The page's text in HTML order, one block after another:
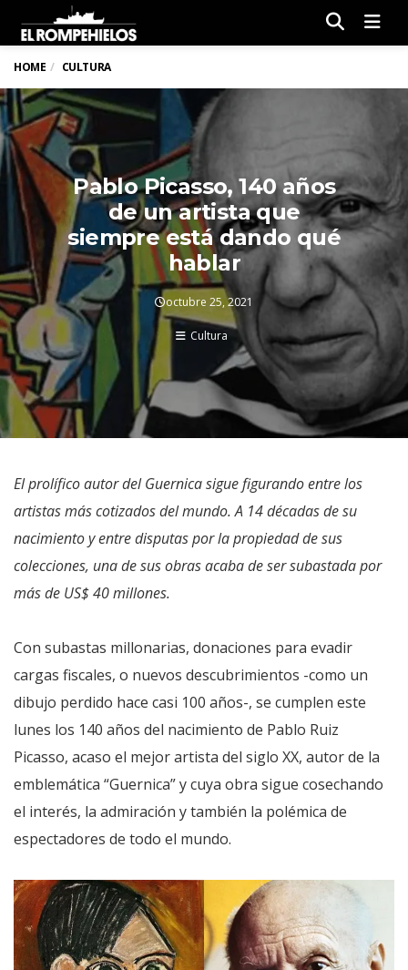
HOME CULTURA
Pablo Picasso, 140 años
de un artista que
siempre está dando qué
hablar
octubre 25, 2021
Cultura
El prolífico autor del Guernica sigue figurando entre los
artistas más cotizados del mundo. A 14 décadas de su
nacimiento y entre disputas por la propiedad de sus
colecciones, una de sus obras acaba de ser subastada por
más de US$ 40 millones.
Con subastas millonarias, donaciones para evadir
cargas fiscales, o nuevos descubrimientos -como un
dibujo perdido hace casi 100 años-, se cumplen este
lunes los 140 años del nacimiento de Pablo Ruiz
Picasso, acaso el mejor artista del siglo XX, autor de la
emblemática “Guernica” y cuya obra sigue cosechando
el interés, la admiración y también la polémica de
espectadores de todo el mundo.